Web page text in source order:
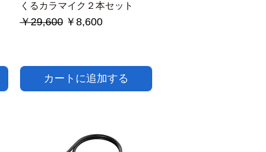
くるカラマイク２本セット
通常価格
￥29,600 セール価格
￥8,600
カートに追加する